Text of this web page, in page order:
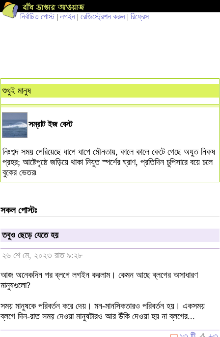
নির্বাচিত পোস্ট| লগইন | রেজিস্ট্রেশন করুন | রিফ্রেস
শুধুই মানুষ
সম্রাট ইজ বেস্ট
নিঃশব্দ সময় পেরিয়েছে ধাপে ধাপে মৌনতায়, কালে কালে কেটে গেছে অযুত নিকষ
প্রহর; আষ্টেপৃষ্ঠে জড়িয়ে থাকা নিযুত স্পর্শের ঘ্রাণ, প্রতিদিন চুপিসারে বয়ে চলে
বুকের ভেতর৷
সকল পোস্টঃ
তবুও ছেড়ে যেতে হয়
২৬ শে মে, ২০২৩ রাত ৯:২৮
আজ অনেকদিন পর ব্লগে লগইন করলাম। কেমন আছে ব্লগের অসাধারণ
মানুষগুলো?
সময় মানুষকে পরিবর্তন করে দেয়। মন-মানসিকতারও পরিবর্তন হয়। একসময়
ব্লগে দিন-রাত সময় দেওয়া মানুষটারও আর উঁকি দেওয়া হয় না ব্লগের...